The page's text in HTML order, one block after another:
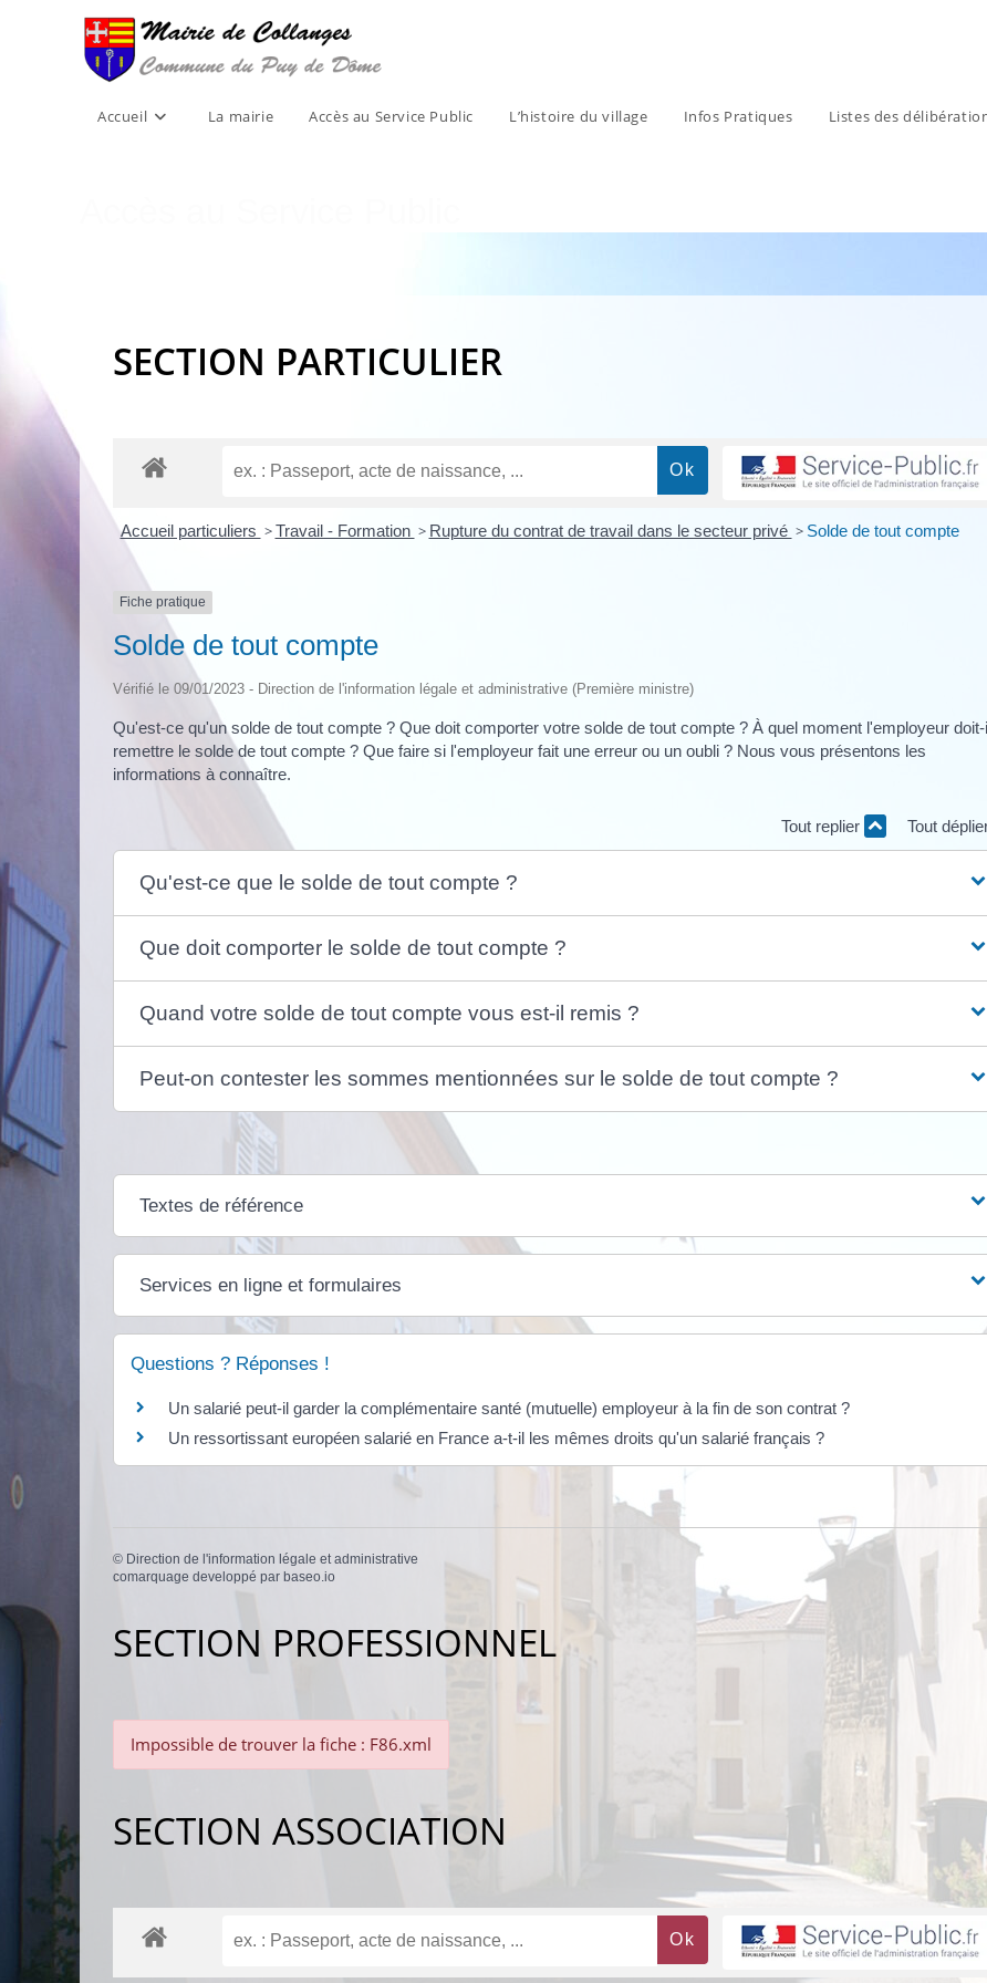
Accueil La mairie Accès au Service Public L’histoire du village Infos Pratiques Listes des
SECTION PARTICULIER
Accueil particuliers > Travail - Formation > Rupture du contrat de travail dans le secteur privé > Solde de tout compte
Fiche pratique
Solde de tout compte
Vérifié le 09/01/2023 - Direction de l'information légale et administrative (Première ministre)
Qu'est-ce qu'un solde de tout compte ? Que doit comporter votre solde de tout compte ? À quel moment l'employeur
remettre le solde de tout compte ? Que faire si l'employeur fait une erreur ou un oubli ? Nous vous présentons les
informations à connaître.
Tout replier Tout
Qu'est-ce que le solde de tout compte ?
Que doit comporter le solde de tout compte ?
Quand votre solde de tout compte vous est-il remis ?
Peut-on contester les sommes mentionnées sur le solde de tout compte ?
Textes de référence
Services en ligne et formulaires
Questions ? Réponses !
Un salarié peut-il garder la complémentaire santé (mutuelle) employeur à la fin de son contrat ?
Un ressortissant européen salarié en France a-t-il les mêmes droits qu'un salarié français ?
© Direction de l'information légale et administrative
comarquage developpé par baseo.io
SECTION PROFESSIONNEL
Impossible de trouver la fiche : F86.xml
SECTION ASSOCIATION